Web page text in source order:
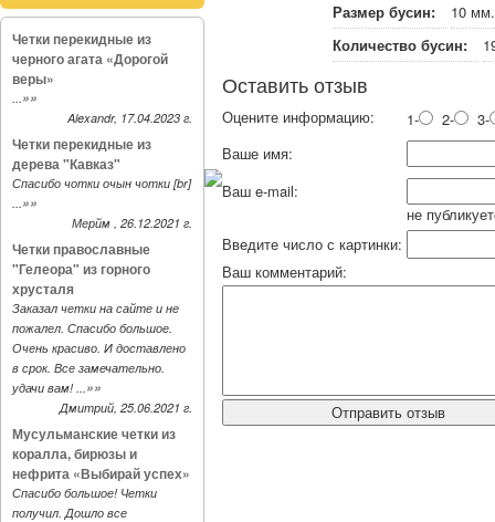
Четки перекидные из
черного агата «Дорогой
веры»
...»»
Alexandr, 17.04.2023 г.
Четки перекидные из
дерева "Кавказ"
Спасибо чотки очын чотки [br]
...»»
Мерйм , 26.12.2021 г.
Четки православные
"Гелеора" из горного
хрусталя
Заказал четки на сайте и не
пожалел. Спасибо большое.
Очень красиво. И доставлено
в срок. Все замечательно.
удачи вам! ...»»
Дмитрий, 25.06.2021 г.
Мусульманские четки из
коралла, бирюзы и
нефрита «Выбирай успех»
Спасибо большое! Четки
получил. Дошло все
Размер бусин:
10 мм.
Количество бусин:
Оставить отзыв
Оцените информацию: 1- 2-
3-
Ваше имя:
Ваш e-mail:
не
Введите число с картинки:
Ваш комментарий: